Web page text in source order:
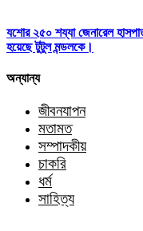
যশোর ২৫০ শয্যা জেনারেল
হয়েছে টুটুল মন্ডলকে।
অন্যান্য
জীবনযাপন
মতামত
সম্পাদকীয়
চাকরি
ধর্ম
সাহিত্য